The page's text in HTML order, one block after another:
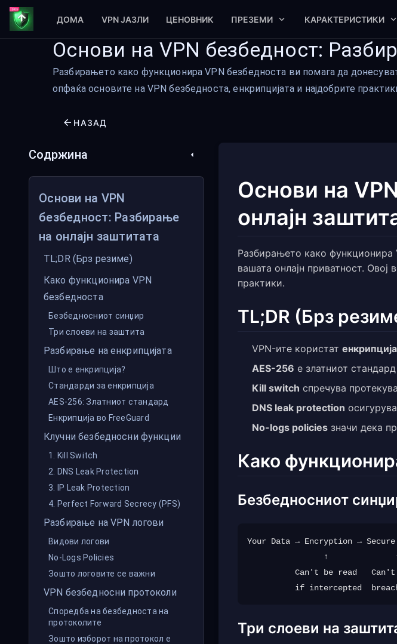
ДОМА VPN ЈАЗЛИ ЦЕНОВНИК ПРЕЗЕМИ КАРАКТЕРИСТИКИ
Основи на VPN безбедност:
Разбирањето како функционира VPN безбедноста ви помага да
опфаќа основите на VPN безбедноста, енкрипцијата и најдобрите
НАЗАД
Содржина
Основи на VPN
безбедност: Разбирање
на онлајн заштитата
TL;DR (Брз резиме)
Како функционира VPN
безбедноста
Безбедносниот синџир
Три слоеви на заштита
Разбирање на енкрипцијата
Што е енкрипција?
Стандарди за енкрипција
AES-256: Златниот стандард
Енкрипција во FreeGuard
Клучни безбедносни функции
1. Kill Switch
2. DNS Leak Protection
3. IP Leak Protection
4. Perfect Forward Secrecy (PFS)
Разбирање на VPN логови
Видови логови
No-Logs Policies
Зошто логовите се важни
VPN безбедносни протоколи
Споредба на безбедноста на
протоколите
Зошто изборот на протокол е
Основи на
онлајн
Разбирањето како функционира
вашата онлајн приватност. Овој
практики.
TL;DR (Брз
VPN-ите користат енкрипција
AES-256 е златниот
Kill switch спречува
DNS leak protection
No-logs policies значи дека
Како
Безбедносниот
Your Data → Encryption →
↑
Can't be read
Три слоеви на